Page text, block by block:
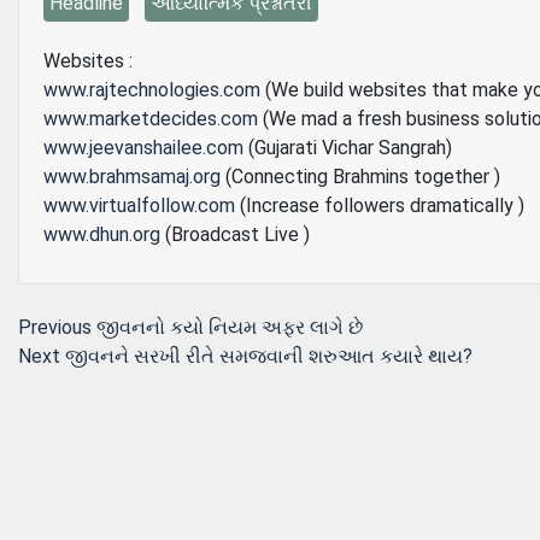
Websites :
www.rajtechnologies.com (We build websites that make
www.marketdecides.com (We mad a fresh business
www.jeevanshailee.com (Gujarati Vichar Sangrah)
www.brahmsamaj.org (Connecting Brahmins together )
www.virtualfollow.com (Increase followers dramatically )
www.dhun.org (Broadcast Live )
Post
navigation
Previous Previous
post:
જીવનનો કયો નિયમ અફર લાગે છે
Next Next
જીવનને સરખી રીતે સમજવાની શરુઆત કયારે થાય?